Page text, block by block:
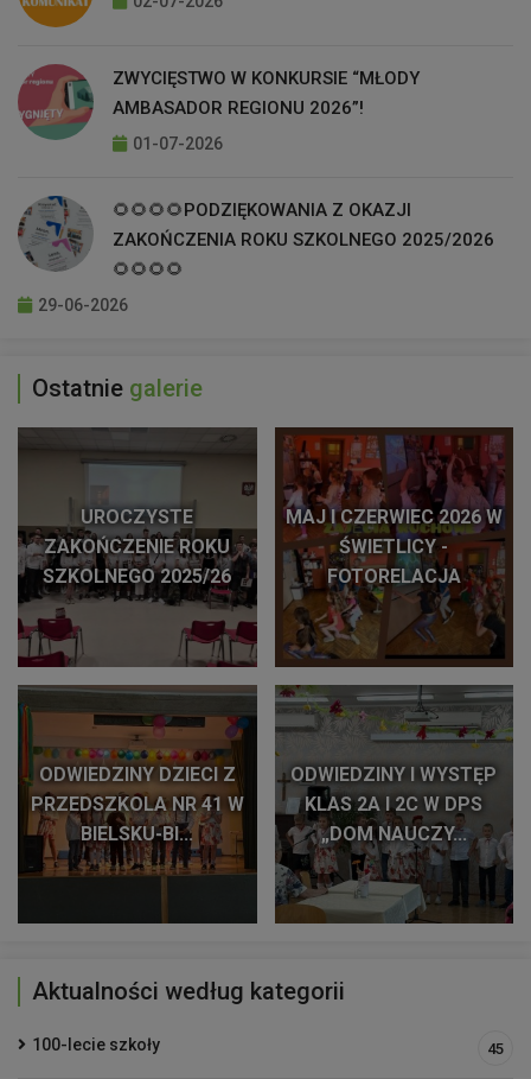
ZWYCIĘSTWO W KONKURSIE “MŁODY
AMBASADOR REGIONU 2026”!
01-07-2026
🌻🌻🌻🌻PODZIĘKOWANIA Z OKAZJI
ZAKOŃCZENIA ROKU SZKOLNEGO 2025/2026
🌻🌻🌻🌻
29-06-2026
Ostatnie galerie
UROCZYSTE
ZAKOŃCZENIE ROKU
SZKOLNEGO 2025/26
MAJ I CZERWIEC 2026 W
ŚWIETLICY -
FOTORELACJA
ODWIEDZINY DZIECI Z
PRZEDSZKOLA NR 41 W
BIELSKU-BI...
ODWIEDZINY I WYSTĘP
KLAS 2A I 2C W DPS
„DOM NAUCZY...
Aktualności według kategorii
100-lecie szkoły 45